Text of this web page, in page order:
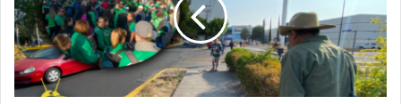
Morelian@s
Sólo
Piden
Los
Dejen